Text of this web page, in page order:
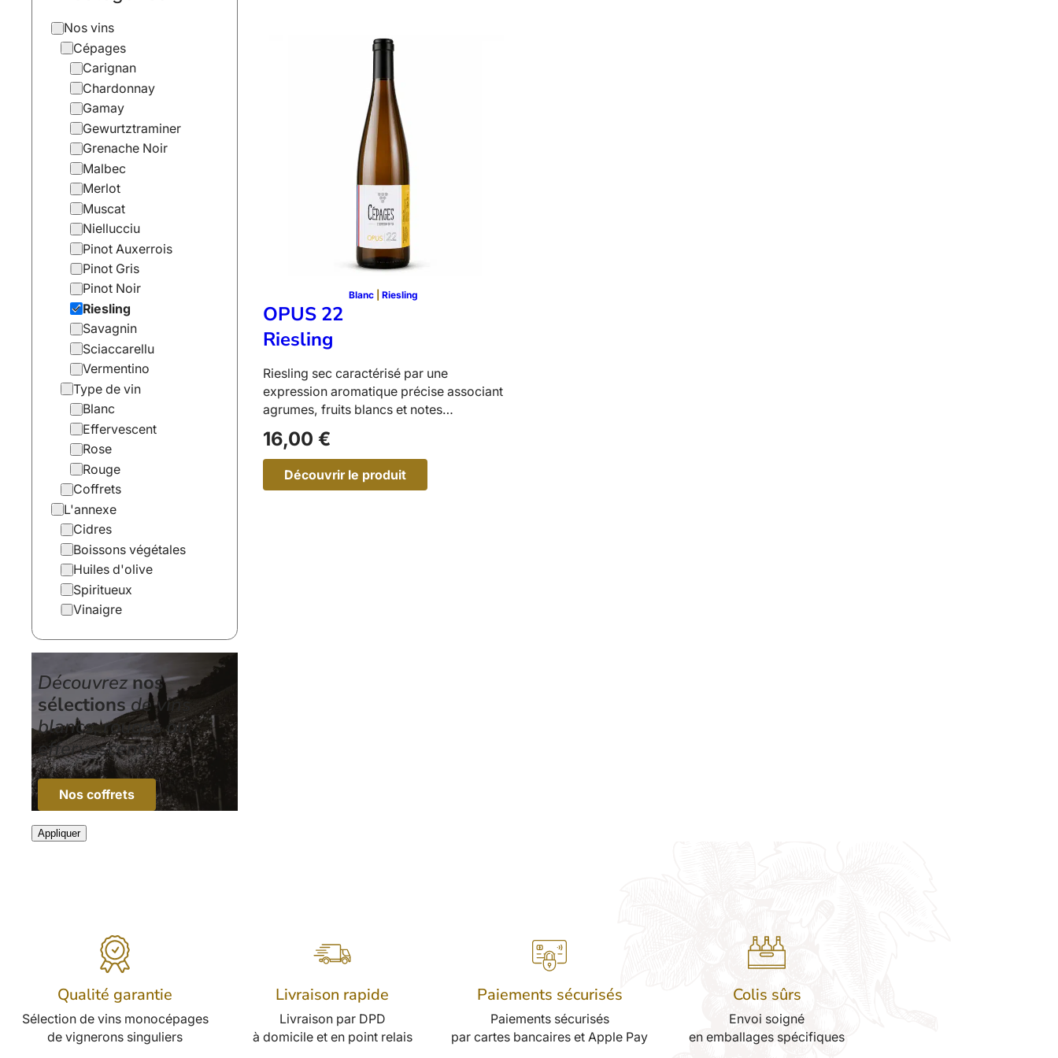
Nos vins
Cépages
Carignan
Chardonnay
Gamay
Gewurtztraminer
Grenache Noir
Malbec
Merlot
Muscat
Niellucciu
Pinot Auxerrois
Pinot Gris
Pinot Noir
Riesling
Savagnin
Sciaccarellu
Vermentino
Type de vin
Blanc
Effervescent
Rose
Rouge
Coffrets
L'annexe
Cidres
Boissons végétales
Huiles d'olive
Spiritueux
Vinaigre
Découvrez nos
sélections de vins
blancs, rouges ou
effervescents
Nos coffrets
Appliquer
Blanc Riesling
OPUS 22
Riesling
Riesling sec caractérisé par une
expression aromatique précise associant
agrumes, fruits blancs et notes
16,00 €
Découvrir le produit
:
Qualité garantie
Sélection de vins monocépages
de vignerons singuliers
Livraison rapide
Livraison par DPD
à domicile et en point relais
Paiements sécurisés
Paiements sécurisés
par cartes bancaires et Apple Pay
Colis sûrs
Envoi soigné
en emballages spécifiques